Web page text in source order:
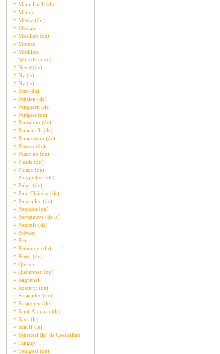
¤ Marhallac'h (du)
¤ Marigo
¤ Menez (du)
¤ Moeam
¤ Moellien (de)
¤ Moreau
¤ Morillon
¤ Mur (de et du)
¤ Nevet (de)
¤ Ny (le)
¤ Ny (le)
¤ Parc (du)
¤ Penalen (de)
¤ Penguern (de)
¤ Penhoet (de)
¤ Penisquin (de)
¤ Penmarc'h (de)
¤ Penmorvan (de)
¤ Perrien (de)
¤ Pestivien (de)
¤ Plessis (du)
¤ Ploeuc (de)
¤ Plusquellec (de)
¤ Poher (de)
¤ Pont-Château (de)
¤ Pontcallec (de)
¤ Ponthou (du)
¤ Porteneuve (de la)
¤ Poulmic (de)
¤ Prévost
¤ Péan
¤ Pérennou (du)
¤ Périer (du)
¤ Quelen
¤ Quélennec (du)
¤ Raguenel
¤ Roscerff (de)
¤ Rosmadec (de)
¤ Rostrenen (de)
¤ Saint-Alouarn (de)
¤ Saux (le)
¤ Scauff (le)
¤ Sénéchal (le) de Coethélant
¤ Tanguy
¤ Toulgoet (de)